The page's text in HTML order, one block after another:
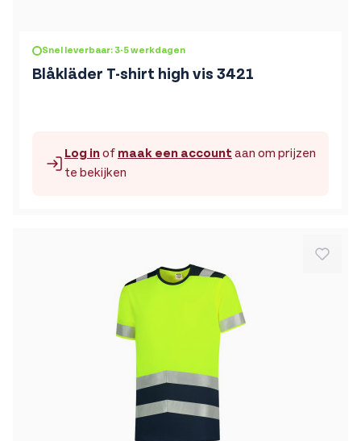
Snel leverbaar: 3-5 werkdagen
Blåkläder T-shirt high vis 3421
De prijs is afhankelijk van de gekozen opties op de
Log inof maak een account aan om prijzen
te bekijken